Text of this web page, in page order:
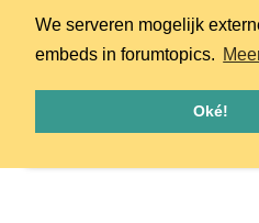
We serveren mogelijk
embeds in forumtopics.
Oké!
Oeps! Er is iets misgegaan.
opnieuw.